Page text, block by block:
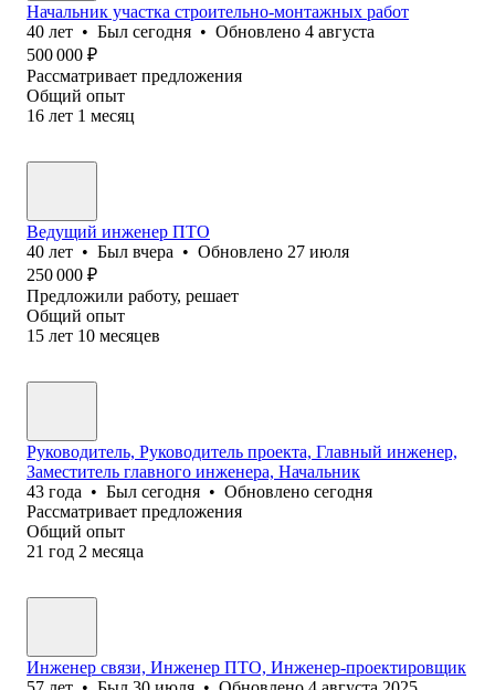
Начальник участка строительно-монтажных работ
40 лет • Был сегодня • Обновлено 4 августа
500 000 ₽
Рассматривает предложения
Общий опыт
16 лет 1 месяц
Ведущий инженер ПТО
40 лет • Был вчера • Обновлено 27 июля
250 000 ₽
Предложили работу, решает
Общий опыт
15 лет 10 месяцев
Руководитель, Руководитель проекта, Главный инженер,
Заместитель главного инженера, Начальник
43 года • Был сегодня • Обновлено сегодня
Рассматривает предложения
Общий опыт
21 год 2 месяца
Инженер связи, Инженер ПТО, Инженер-проектировщик